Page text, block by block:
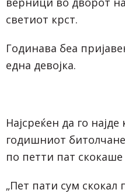
светиот крст.
Годинава беа
една девојка.
Најсреќен да го
годишниот
по петти пат
„Пет пати сум скокал